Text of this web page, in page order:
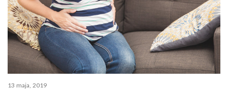
13 maja, 2019